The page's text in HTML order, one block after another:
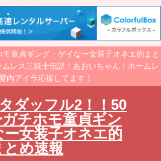
童貞ギング・ゲイなー女装子オネエ的まと
レス三銃士伝説！あおいちゃん！ホームレ
内アイラ応援してます！
ダッフル2！！50
チホモ童貞ギン
ー女装子オネエ的
とめ速報